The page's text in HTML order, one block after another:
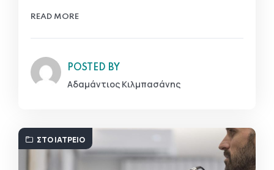
READ MORE
POSTED BY
Αδαμάντιος Κιλμπασάνης
ΣΤΟ ΙΑΤΡΕΊΟ